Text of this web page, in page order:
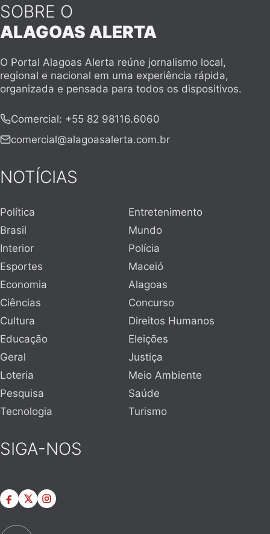
SOBRE O
ALAGOAS ALERTA
O Portal Alagoas Alerta reúne jornalismo local,
regional e nacional em uma experiência rápida,
organizada e pensada para todos os dispositivos.
Comercial: +55 82 98116.6060
comercial@alagoasalerta.com.br
NOTÍCIAS
Política
Entretenimento
Brasil
Mundo
Interior
Polícia
Esportes
Maceió
Economia
Alagoas
Ciências
Concurso
Cultura
Direitos Humanos
Educação
Eleições
Geral
Justiça
Loteria
Meio Ambiente
Pesquisa
Saúde
Tecnologia
Turismo
SIGA-NOS